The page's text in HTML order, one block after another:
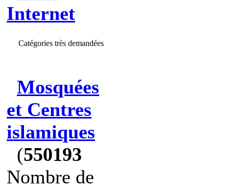
Internet
Catégories très demandées
Mosquées
et Centres
islamiques
(550193
Nombre de